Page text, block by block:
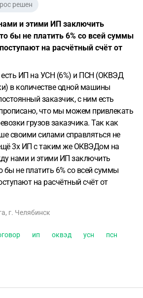
решен
и этими ИП заключить
бы не платить 6% со всей суммы
на расчётный счёт от
есть ИП на УСН (6%) и ПСН (ОКВЭД
в количестве одной машины
заказчик, с ним есть
что мы можем привлекать
грузов заказчика. Так как
своими силами справляться не
3х ИП с таким же ОКВЭДом на
нами и этими ИП заключить
бы не платить 6% со всей суммы
на расчётный счёт от
, г. Челябинск
ип оквэд усн псн